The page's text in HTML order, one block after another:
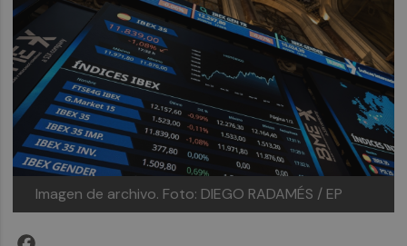
Imagen de archivo. Foto: DIEGO RADAMÉS / EP